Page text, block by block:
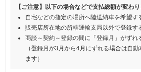
【ご注意】以下の場合などで支払総額が変わ
自宅などの指定の場所へ陸送納車を希望す
販売店所在地の所轄運輸支局以外で登録す
商談～契約～登録の間に「登録月」がずれ
（登録月が3月から4月にずれる場合は自
ます）